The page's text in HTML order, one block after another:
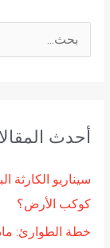
ث
أحدث
سيناريو الكارثة
كوكب الأرض؟
خطة الطوارئ: